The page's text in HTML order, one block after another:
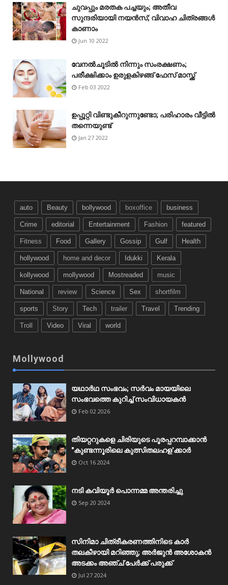
ചുവപ്പും മരതക പച്ചയും; അതീവ
സുന്ദരിയായി നയൻസ്; വിവാഹ ചിത്രങ്ങൾ
കാണാം
Jun 10 2022
വേനൽചൂടിൽ നിന്നും സംരക്ഷണം;
പരീക്ഷിക്കാം ഉരുളകിഴങ്ങ് ഫേസ് മാസ്ക്ക്
Feb 03 2022
ഉപ്പൂറ്റി വിണ്ടുകീറുന്നുണ്ടോ; പരിഹാരം വീട്ടിൽ
തന്നെയുണ്ട്
Jan 27 2022
auto Beauty bollywood boxoffice business
Crime editorial Entertainment Fashion featured
Fitness Food Gallery Gossip Gulf Health
hollywood home and decor Idukki Kerala
kollywood mollywood Mostreaded music
National review Science Sex shortfilm
sports Story Tech trailer Travel Trending
Troll Video Viral world
Mollywood
യഥാർഥ സംഭവം; സർവം മായയിലെ
സംഭവത്തെ കുറിച്ച് സംവിധായകൻ
Feb 02 2026
തിയറ്ററുകളെ ചിരിയുടെ പൂരപ്പറമ്പാക്കാൻ
"കുണ്ടന്നൂരിലെ കുത്സിതലഹള'ക്കാർ
Oct 16 2024
നടി കവിയൂർ പൊന്നമ്മ അന്തരിച്ചു
Sep 20 2024
സിനിമാ ചിത്രീകരണത്തിനിടെ കാർ
തലകീഴായി മറിഞ്ഞു; അർജുൻ അശോകൻ
അടക്കം അഞ്ച് പേർക്ക് പരുക്ക്
Jul 27 2024